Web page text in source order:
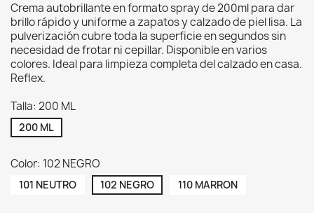
Crema autobrillante en formato spray de 200ml para dar
brillo rápido y uniforme a zapatos y calzado de piel lisa. La
pulverización cubre toda la superficie en segundos sin
necesidad de frotar ni cepillar. Disponible en varios
colores. Ideal para limpieza completa del calzado en casa.
Reflex.
Talla: 200 ML
200 ML
Color: 102 NEGRO
101 NEUTRO 102 NEGRO 110 MARRON